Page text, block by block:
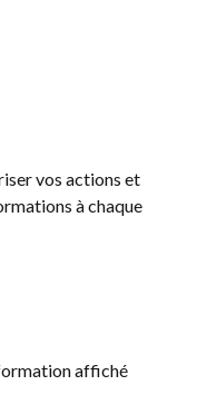
vos actions et
à chaque
affiché